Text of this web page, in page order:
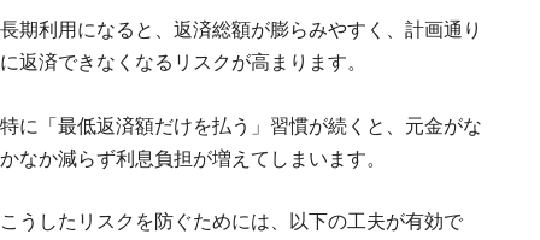
長期利用になると、返済総額が膨らみやすく、計画通り
に返済できなくなるリスクが高まります。
特に「最低返済額だけを払う」習慣が続くと、元金がな
かなか減らず利息負担が増えてしまいます。
こうしたリスクを防ぐためには、以下の工夫が有効で